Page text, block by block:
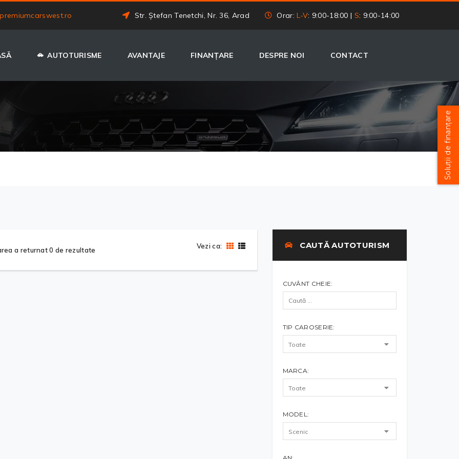
Str. Ștefan Tenetchi, Nr. 36, Arad Orar:L-V: 9:00-18:00 | S: 9:00-14:00
AUTOTURISME AVANTAJE FINANȚARE DESPRE NOI CONTACT
a returnat 0 de rezultate Vezi ca: CAUTĂ AUTOTURISM
CUVÂNT CHEIE:
TIP CAROSERIE:
MARCA:
MODEL:
Soluții de finanțare